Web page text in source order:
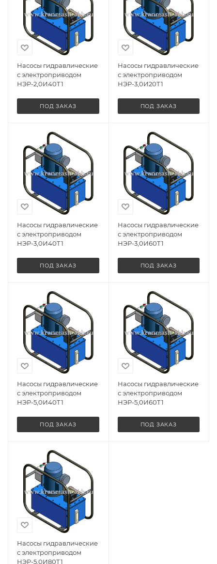
Насосы гидравлические
с электроприводом
НЭР-2,0И40Т1
ПОД ЗАКАЗ
Насосы гидравлические
с электроприводом
НЭР-3,0И20Т1
ПОД ЗАКАЗ
Насосы гидравлические
с электроприводом
НЭР-3,0И40Т1
ПОД ЗАКАЗ
Насосы гидравлические
с электроприводом
НЭР-3,0И60Т1
ПОД ЗАКАЗ
Насосы гидравлические
с электроприводом
НЭР-5,0И40Т1
ПОД ЗАКАЗ
Насосы гидравлические
с электроприводом
НЭР-5,0И60Т1
ПОД ЗАКАЗ
Насосы гидравлические
с электроприводом
НЭР-5,0И80Т1